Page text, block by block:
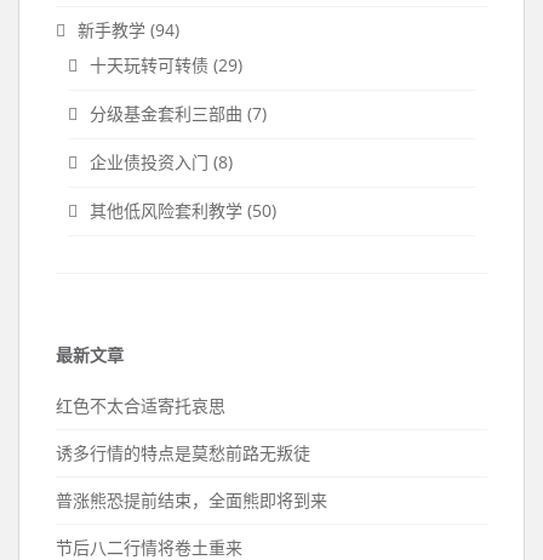
新手教学 (94)
十天玩转可转债 (29)
分级基金套利三部曲 (7)
企业债投资入门 (8)
其他低风险套利教学 (50)
最新文章
红色不太合适寄托哀思
诱多行情的特点是莫愁前路无叛徒
普涨熊恐提前结束，全面熊即将到来
节后八二行情将卷土重来